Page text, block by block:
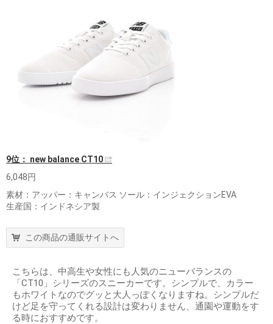
9位： new balance CT10
6,048円
素材：アッパー：キャンバス ソール：インジェクションEVA
生産国：インドネシア製
この商品の通販サイトへ
こちらは、中高生や女性にも人気のニューバランスの
「CT10」シリーズのスニーカーです。シンプルで、カラー
もホワイトなのでグッと大人っぽくなりますね。シンプルだ
けど足を守ってくれる設計は変わりません、通園や運動をす
る時におすすめです。